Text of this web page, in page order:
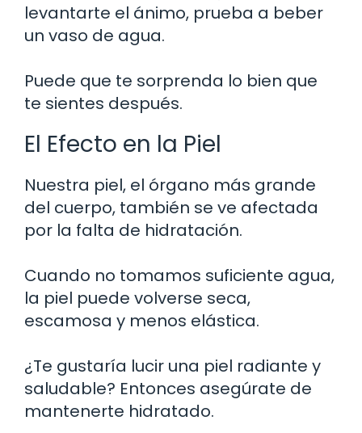
levantarte el ánimo, prueba a beber
un vaso de agua.
Puede que te sorprenda lo bien que
te sientes después.
El Efecto en la Piel
Nuestra piel, el órgano más grande
del cuerpo, también se ve afectada
por la falta de hidratación.
Cuando no tomamos suficiente agua,
la piel puede volverse seca,
escamosa y menos elástica.
¿Te gustaría lucir una piel radiante y
saludable? Entonces asegúrate de
mantenerte hidratado.